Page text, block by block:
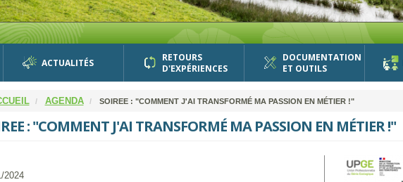
ACTUALITÉS
RETOURS
D'EXPÉRIENCES
DOCUMENTATION
ET OUTILS
AGENDA SOIREE : "COMMENT J'AI TRANSFORMÉ MA PASSION EN MÉTIER !"
: "COMMENT J'AI TRANSFORMÉ MA PASSION EN MÉTIER !"
2024